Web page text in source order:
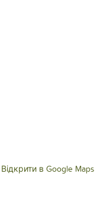
Відкрити в Google Maps